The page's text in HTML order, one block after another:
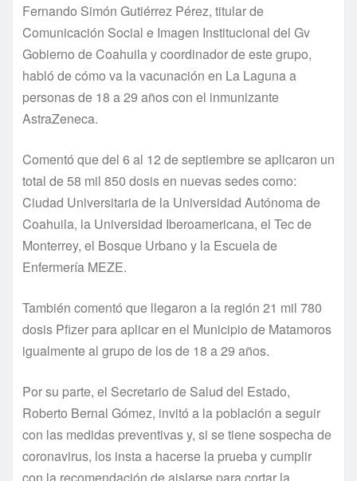
Fernando Simón Gutiérrez Pérez, titular de
Comunicación Social e Imagen Institucional del Gv
Gobierno de Coahuila y coordinador de este grupo,
habló de cómo va la vacunación en La Laguna a
personas de 18 a 29 años con el inmunizante
AstraZeneca.
Comentó que del 6 al 12 de septiembre se aplicaron un
total de 58 mil 850 dosis en nuevas sedes como:
Ciudad Universitaria de la Universidad Autónoma de
Coahuila, la Universidad Iberoamericana, el Tec de
Monterrey, el Bosque Urbano y la Escuela de
Enfermería MEZE.
También comentó que llegaron a la región 21 mil 780
dosis Pfizer para aplicar en el Municipio de Matamoros
igualmente al grupo de los de 18 a 29 años.
Por su parte, el Secretario de Salud del Estado,
Roberto Bernal Gómez, invitó a la población a seguir
con las medidas preventivas y, si se tiene sospecha de
coronavirus, los insta a hacerse la prueba y cumplir
con la recomendación de aislarse para cortar la